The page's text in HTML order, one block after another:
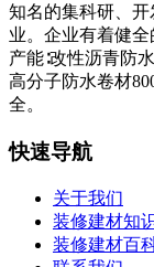
知名的集科研、
业。企业有着健
产能∶改性沥青防
高分子防水卷材
全。
快速导航
关于我们
装修建材知
装修建材百